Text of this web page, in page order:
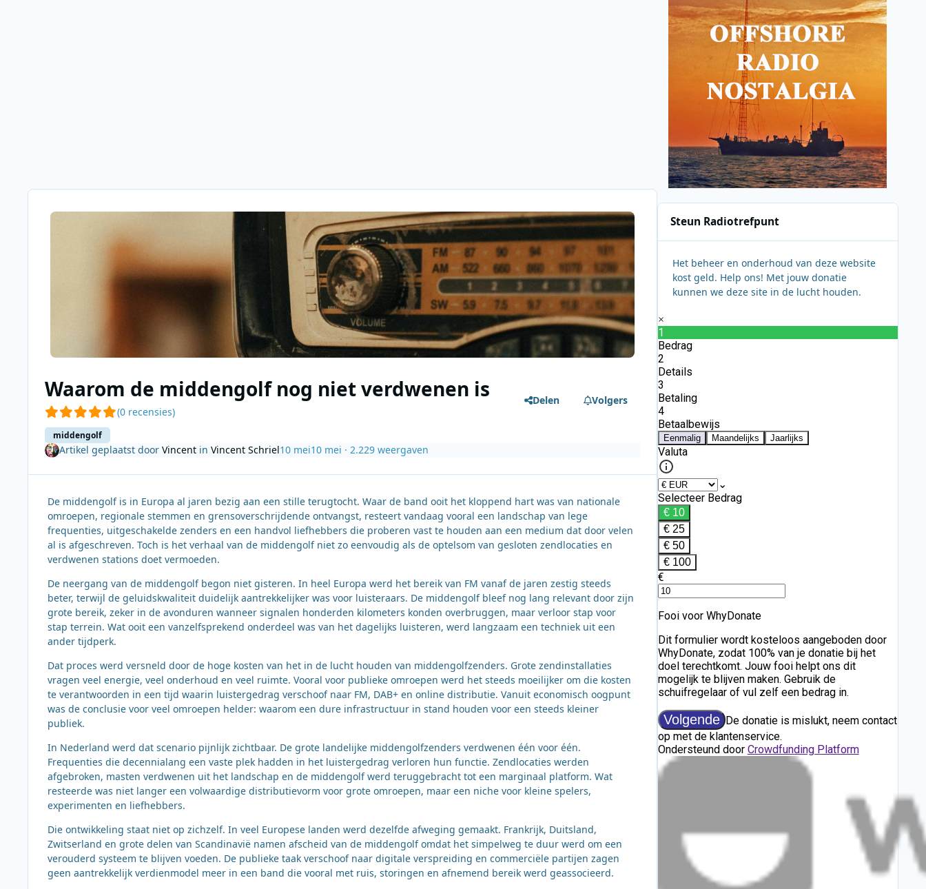
Waarom de middengolf nog niet verdwenen is
(0 recensies)
middengolf
Delen Volgers
Artikel geplaatst door Vincentin Vincent Schriel10 mei10 mei · 2.229 weergaven
De middengolf is in Europa al jaren bezig aan een stille terugtocht. Waar de band ooit het kloppend hart was van nationale
omroepen, regionale stemmen en grensoverschrijdende ontvangst, resteert vandaag vooral een landschap van lege
frequenties, uitgeschakelde zenders en een handvol liefhebbers die proberen vast te houden aan een medium dat door velen
al is afgeschreven. Toch is het verhaal van de middengolf niet zo eenvoudig als de optelsom van gesloten zendlocaties en
verdwenen stations doet vermoeden.
De neergang van de middengolf begon niet gisteren. In heel Europa werd het bereik van FM vanaf de jaren zestig steeds
beter, terwijl de geluidskwaliteit duidelijk aantrekkelijker was voor luisteraars. De middengolf bleef nog lang relevant door zijn
grote bereik, zeker in de avonduren wanneer signalen honderden kilometers konden overbruggen, maar verloor stap voor
stap terrein. Wat ooit een vanzelfsprekend onderdeel was van het dagelijks luisteren, werd langzaam een techniek uit een
ander tijdperk.
Dat proces werd versneld door de hoge kosten van het in de lucht houden van middengolfzenders. Grote zendinstallaties
vragen veel energie, veel onderhoud en veel ruimte. Vooral voor publieke omroepen werd het steeds moeilijker om die kosten
te verantwoorden in een tijd waarin luistergedrag verschoof naar FM, DAB+ en online distributie. Vanuit economisch oogpunt
was de conclusie voor veel omroepen helder: waarom een dure infrastructuur in stand houden voor een steeds kleiner
publiek.
In Nederland werd dat scenario pijnlijk zichtbaar. De grote landelijke middengolfzenders verdwenen één voor één.
Frequenties die decennialang een vaste plek hadden in het luistergedrag verloren hun functie. Zendlocaties werden
afgebroken, masten verdwenen uit het landschap en de middengolf werd teruggebracht tot een marginaal platform. Wat
resteerde was niet langer een volwaardige distributievorm voor grote omroepen, maar een niche voor kleine spelers,
experimenten en liefhebbers.
Die ontwikkeling staat niet op zichzelf. In veel Europese landen werd dezelfde afweging gemaakt. Frankrijk, Duitsland,
Zwitserland en grote delen van Scandinavië namen afscheid van de middengolf omdat het simpelweg te duur werd om een
verouderd systeem te blijven voeden. De publieke taak verschoof naar digitale verspreiding en commerciële partijen zagen
geen aantrekkelijk verdienmodel meer in een band die vooral met ruis, storingen en afnemend bereik werd geassocieerd.
Steun Radiotrefpunt
Het beheer en onderhoud van deze website
kost geld. Help ons! Met jouw donatie
kunnen we deze site in de lucht houden.